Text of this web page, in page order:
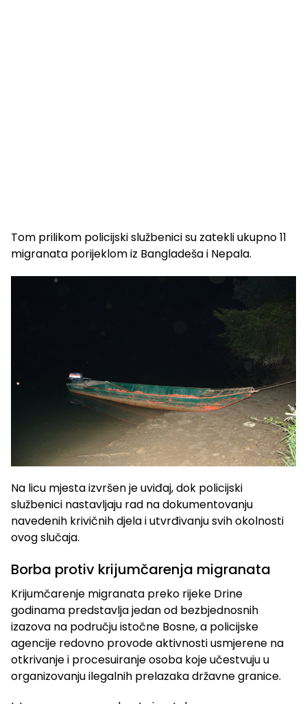
Tom prilikom policijski službenici su zatekli ukupno 11
migranata porijeklom iz Bangladeša i Nepala.
Na licu mjesta izvršen je uviđaj, dok policijski
službenici nastavljaju rad na dokumentovanju
navedenih krivičnih djela i utvrđivanju svih okolnosti
ovog slučaja.
Borba protiv krijumčarenja migranata
Krijumčarenje migranata preko rijeke Drine
godinama predstavlja jedan od bezbjednosnih
izazova na području istočne Bosne, a policijske
agencije redovno provode aktivnosti usmjerene na
otkrivanje i procesuiranje osoba koje učestvuju u
organizovanju ilegalnih prelazaka državne granice.